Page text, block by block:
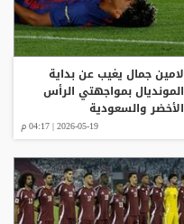
لامين جمال يغيب عن بداية
المونديال بمواجهتي الرأس
الأخضر والسعودية
2026-05-19 | 04:17 م